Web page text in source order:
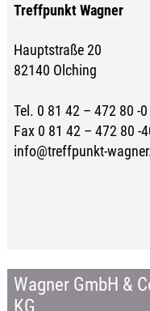
Treffpunkt Wagner
Hauptstraße 20
82140 Olching
Tel. 0 81 42 – 472 80 -0
Fax 0 81 42 – 472 80 -
info@treffpunkt-
Wagner GmbH &
KG